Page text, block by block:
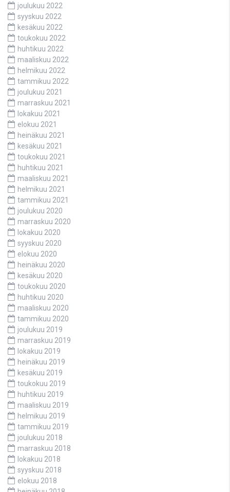
joulukuu 2022
syyskuu 2022
kesäkuu 2022
toukokuu 2022
huhtikuu 2022
maaliskuu 2022
helmikuu 2022
tammikuu 2022
joulukuu 2021
marraskuu 2021
lokakuu 2021
elokuu 2021
heinäkuu 2021
kesäkuu 2021
toukokuu 2021
huhtikuu 2021
maaliskuu 2021
helmikuu 2021
tammikuu 2021
joulukuu 2020
marraskuu 2020
lokakuu 2020
syyskuu 2020
elokuu 2020
heinäkuu 2020
kesäkuu 2020
toukokuu 2020
huhtikuu 2020
maaliskuu 2020
tammikuu 2020
joulukuu 2019
marraskuu 2019
lokakuu 2019
heinäkuu 2019
kesäkuu 2019
toukokuu 2019
huhtikuu 2019
maaliskuu 2019
helmikuu 2019
tammikuu 2019
joulukuu 2018
marraskuu 2018
lokakuu 2018
syyskuu 2018
elokuu 2018